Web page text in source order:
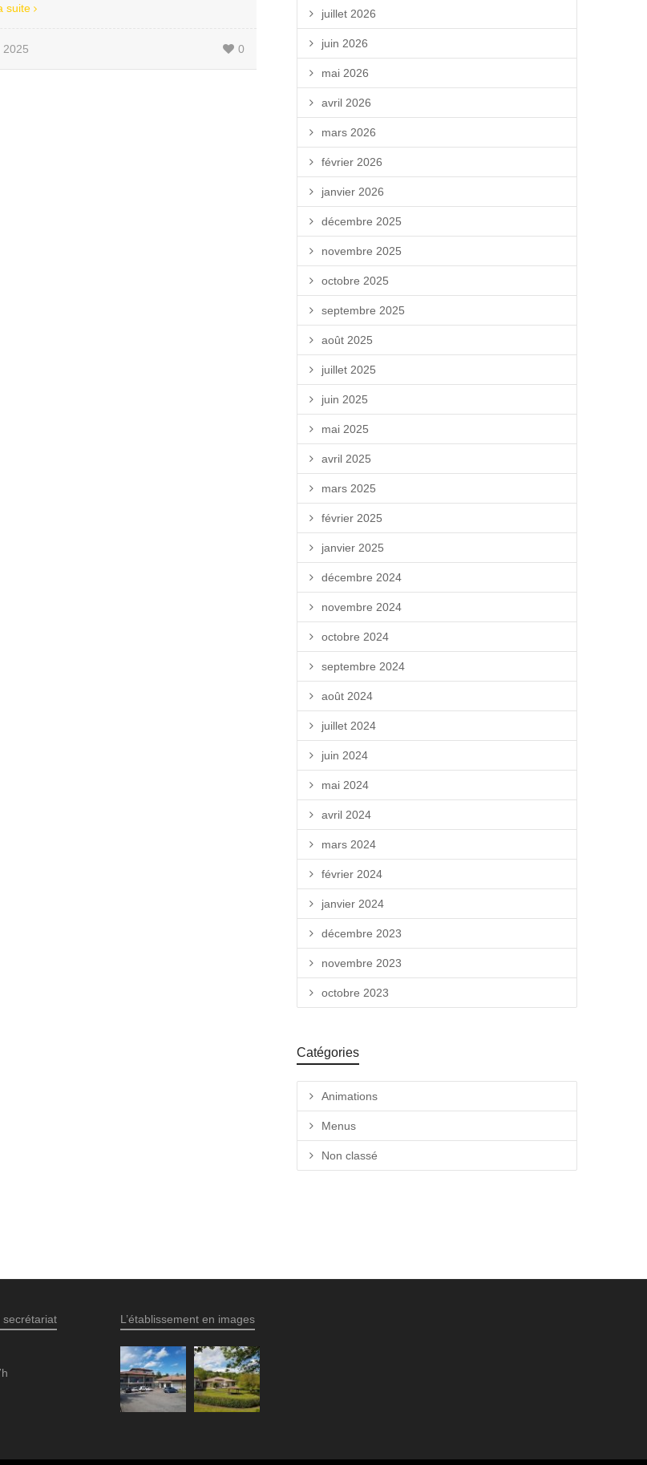
suite
2025 0
juillet 2026
juin 2026
mai 2026
avril 2026
mars 2026
février 2026
janvier 2026
décembre 2025
novembre 2025
octobre 2025
septembre 2025
août 2025
juillet 2025
juin 2025
mai 2025
avril 2025
mars 2025
février 2025
janvier 2025
décembre 2024
novembre 2024
octobre 2024
septembre 2024
août 2024
juillet 2024
juin 2024
mai 2024
avril 2024
mars 2024
février 2024
janvier 2024
décembre 2023
novembre 2023
octobre 2023
Catégories
Animations
Menus
Non classé
secrétariat L’établissement en images